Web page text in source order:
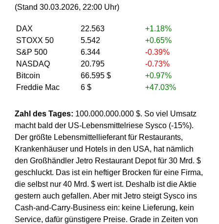
(Stand 30.03.2026, 22:00 Uhr)
DAX 22.563
+1.18%
STOXX 50
5.542
+0.65%
S&P 500
6.344
-0.39%
NASDAQ
20.795
-0.73%
Bitcoin
66.595 $
+0.97%
Freddie Mac
6 $ +47.03%
Zahl des Tages: 100.000.000.000 $. So viel Umsatz
macht bald der US-Lebensmittelriese Sysco (-15%).
Der größte Lebensmittellieferant für Restaurants,
Krankenhäuser und Hotels in den USA, hat nämlich
den Großhändler Jetro Restaurant Depot für 30 Mrd. $
geschluckt. Das ist ein heftiger Brocken für eine Firma,
die selbst nur 40 Mrd. $ wert ist. Deshalb ist die Aktie
gestern auch gefallen. Aber mit Jetro steigt Sysco ins
Cash-and-Carry-Business ein: keine Lieferung, kein
Service, dafür günstigere Preise. Grade in Zeiten von